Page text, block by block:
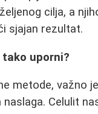
cilja, a
sjajan rezultat.
uporni?
metode, važno
Celulit